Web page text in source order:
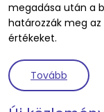
megadása után a
határozzák meg
értékeket.
Tovább